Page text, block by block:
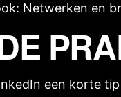
Netwerken en
een korte